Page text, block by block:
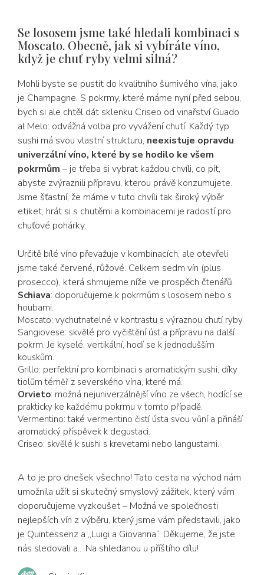
Se lososem jsme také hledali kombinaci s
Moscato. Obecně, jak si vybíráte víno,
když je chuť ryby velmi silná?
Mohli byste se pustit do kvalitního šumivého vína, jako
je Champagne. S pokrmy, které máme nyní před sebou,
bych si ale chtěl dát sklenku Criseo od vinařství Guado
al Melo: odvážná volba pro vyvážení chutí. Každý typ
sushi má svou vlastní strukturu, neexistuje opravdu
univerzální víno, které by se hodilo ke všem
pokrmům – je třeba si vybrat každou chvíli, co pít,
abyste zvýraznili přípravu, kterou právě konzumujete.
Jsme šťastní, že máme v tuto chvíli tak široký výběr
etiket, hrát si s chutěmi a kombinacemi je radostí pro
chuťové pohárky.
Určitě bílé víno převažuje v kombinacích, ale otevřeli
jsme také červené, růžové. Celkem sedm vín (plus
prosecco), která shrnujeme níže ve prospěch čtenářů.
Schiava: doporučujeme k pokrmům s lososem nebo s
houbami.
Moscato: vychutnatelné v kontrastu s výraznou chutí ryby.
Sangiovese: skvělé pro vyčištění úst a přípravu na další
pokrm. Je kyselé, vertikální, hodí se k jednodušším
kouskům.
Grillo: perfektní pro kombinaci s aromatickým sushi, díky
tiolům téměř z severského vína, které má.
Orvieto: možná nejuniverzálnější víno ze všech, hodící se
prakticky ke každému pokrmu v tomto případě.
Vermentino: také vermentino čistí ústa svou vůní a přináší
aromatický příspěvek k degustaci.
Criseo: skvělé k sushi s krevetami nebo langustami.
A to je pro dnešek všechno! Tato cesta na východ nám
umožnila užít si skutečný smyslový zážitek, který vám
doporučujeme vyzkoušet – Možná ve společnosti
nejlepších vín z výběru, který jsme vám představili, jako
je Quintessenz a „Luigi a Giovanna“. Děkujeme, že jste
nás sledovali a... Na shledanou u příštího dílu!